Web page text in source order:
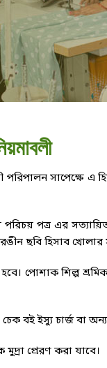
সাপেক্ষে এ
পরিচয় পত্র এর
ছবি হিসাব খোলার
পোশাক শিল্প
বই ইস্যু চার্জ বা
প্রেরণ করা যাবে।